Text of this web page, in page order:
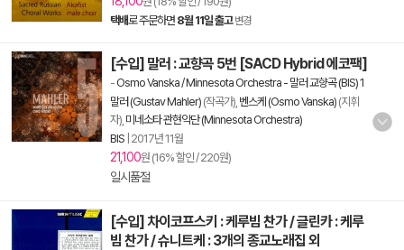
택배로 주문하면 8월 11일 출고 변경
[수입] 말러 : 교향곡 5번 [SACD Hybrid 에코팩]
-Osmo Vanska / Minnesota Orchestra - 말러 교향곡 (BIS) 1
말러 (Gustav Mahler) (작곡가), 벤스케 (Osmo Vanska) (지휘
자), 미네소타 관현악단 (Minnesota Orchestra)
BIS 2017년 11월
21,100원 (16% 할인 / 220원)
일시품절
[수입] 차이코프스키 : 케루빔 찬가 / 글린카 : 케루
빔 찬가 / 슈니트케 : 3개의 종교노래집 외